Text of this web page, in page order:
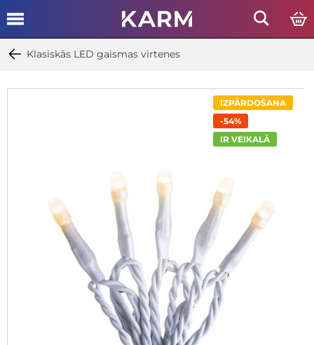
Klasiskās LED gaismas virtenes
IZPĀRDOŠANA
-54%
IR VEIKALĀ